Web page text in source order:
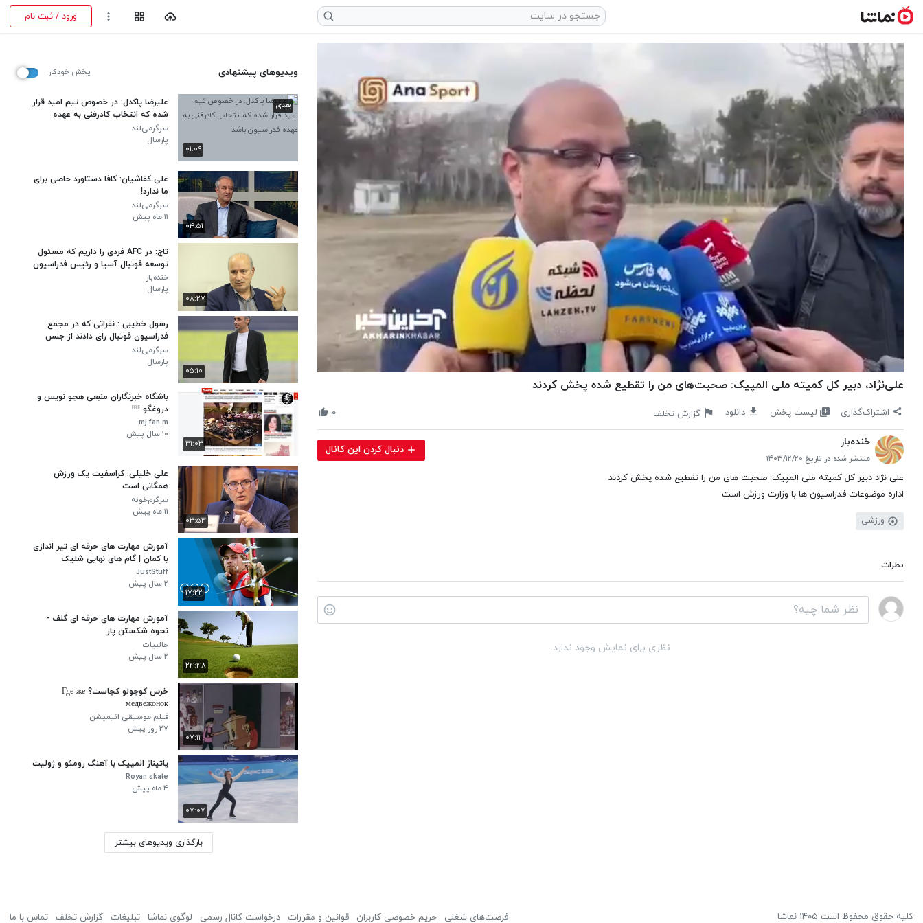
ورود / ثبت نام
علی‌نژاد، دبیر کل کمیته ملی المپیک: صحبت‌های من را تقطیع شده پخش کردند
اشتراک‌گذاری لیست پخش دانلود گزارش تخلف ۰
خنده‌بار
منتشر شده در تاریخ ۱۴۰۳/۱۲/۲۰
دنبال کردن این کانال
علی نژاد دبیر کل کمیته ملی المپیک: صحبت های من را تقطیع شده پخش کردند
اداره موضوعات فدراسیون ها با وزارت ورزش است
ورزشی
نظرات
نظری برای نمایش وجود ندارد.
ویدیوهای پیشنهادی پخش خودکار
۰۱:۰۹
بعدی
علیرضا پاکدل: در خصوص تیم امید قرار
شده که انتخاب کادرفنی به عهده
فدراسیون باشد
سرگرمی‌لند
پارسال
۰۴:۵۱
علی کفاشیان: کافا دستاورد خاصی برای
ما ندارد!
سرگرمی‌لند
۱۱ ماه پیش
۰۸:۲۷
تاج: در AFC فردی را داریم که مسئول
توسعه فوتبال آسیا و رئیس فدراسیون
ژاپن است
خنده‌بار
پارسال
۰۵:۱۰
رسول خطیبی : نفراتی که در مجمع
فدراسیون فوتبال رای دادند از جنس
فوتبال نبودند
سرگرمی‌لند
پارسال
۳۱:۰۳
باشگاه خبرنگاران منبعی هجو نویس و
دروغگو !!!!
mj fan.m
۱۰ سال پیش
۰۳:۵۳
علی خلیلی: کراسفیت یک ورزش
همگانی است
سرگرم‌خونه
۱۱ ماه پیش
۱۷:۲۲
آموزش مهارت های حرفه ای تیر اندازی
با کمان | گام های نهایی شلیک
JustStuff
۲ سال پیش
۲۴:۴۸
آموزش مهارت های حرفه ای گلف -
نحوه شکستن پار
جالبیات
۲ سال پیش
۰۷:۱۱
خرس کوچولو کجاست؟ Где же
медвежонок
فیلم موسیقی انیمیشن
۲۷ روز پیش
۰۷:۰۷
پاتیناژ المپیک با آهنگ رومئو و ژولیت
Royan skate
۴ ماه پیش
بارگذاری ویدیوهای بیشتر
کلیه حقوق محفوظ است ۱۴۰۵ نماشا فرصت‌های شغلی حریم خصوصی کاربران قوانین و مقررات درخواست کانال رسمی لوگوی نماشا تبلیغات گزارش تخلف تماس با ما